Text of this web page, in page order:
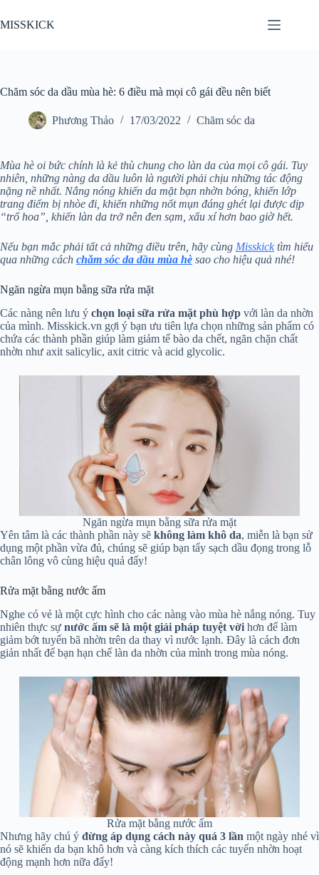
đến
phần
MISSKICK
Chăm sóc da dầu mùa hè: 6 điều mà mọi cô gái đều nên biết
Phương Thảo 17/03/2022 Chăm sóc da
Mùa hè oi bức chính là kẻ thù chung cho làn da của mọi cô gái. Tuy
nhiên, những nàng da dầu luôn là người phải chịu những tác động
nặng nề nhất. Nắng nóng khiến da mặt bạn nhờn bóng, khiến lớp
trang điểm bị nhòe đi, khiến những nốt mụn đáng ghét lại được dịp
“trổ hoa”, khiến làn da trở nên đen sạm, xấu xí hơn bao giờ hết.
Nếu bạn mắc phải tất cả những điều trên, hãy cùng Misskicktìm hiểu
qua những cách chăm sóc da dầu mùa hè sao cho hiệu quả nhé!
Ngăn ngừa mụn bằng sữa rửa mặt
Các nàng nên lưu ý chọn loại sữa rửa mặt phù hợp với làn da nhờn
của mình. Misskick.vn gợi ý bạn ưu tiên lựa chọn những sản phẩm có
chứa các thành phần giúp làm giảm tế bào da chết, ngăn chặn chất
nhờn như axit salicylic, axit citric và acid glycolic.
Ngăn ngừa mụn bằng sữa rửa mặt
Yên tâm là các thành phần này sẽ không làm khô da, miễn là bạn sử
dụng một phần vừa đủ, chúng sẽ giúp bạn tẩy sạch dầu đọng trong lỗ
chân lông vô cùng hiệu quả đấy!
Rửa mặt bằng nước ấm
Nghe có vẻ là một cực hình cho các nàng vào mùa hè nắng nóng. Tuy
nhiên thực sự nước ấm sẽ là một giải pháp tuyệt vời hơn để làm
giảm bớt tuyến bã nhờn trên da thay vì nước lạnh. Đây là cách đơn
giản nhất để bạn hạn chế làn da nhờn của mình trong mùa nóng.
Rửa mặt bằng nước ấm
Nhưng hãy chú ý đừng áp dụng cách này quá 3 lần một ngày nhé vì
nó sẽ khiến da bạn khô hơn và càng kích thích các tuyến nhờn hoạt
động mạnh hơn nữa đấy!